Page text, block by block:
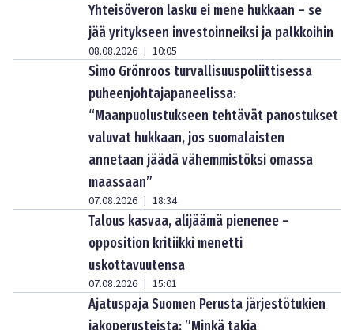
Yhteisöveron lasku ei mene hukkaan – se
jää yritykseen investoinneiksi ja palkkoihin
08.08.2026 | 10:05
Simo Grönroos turvallisuuspoliittisessa
puheenjohtajapaneelissa:
“Maanpuolustukseen tehtävät panostukset
valuvat hukkaan, jos suomalaisten
annetaan jäädä vähemmistöksi omassa
maassaan”
07.08.2026 | 18:34
Talous kasvaa, alijäämä pienenee –
opposition kritiikki menetti
uskottavuutensa
07.08.2026 | 15:01
Ajatuspaja Suomen Perusta järjestötukien
jakoperusteista: ”Minkä takia